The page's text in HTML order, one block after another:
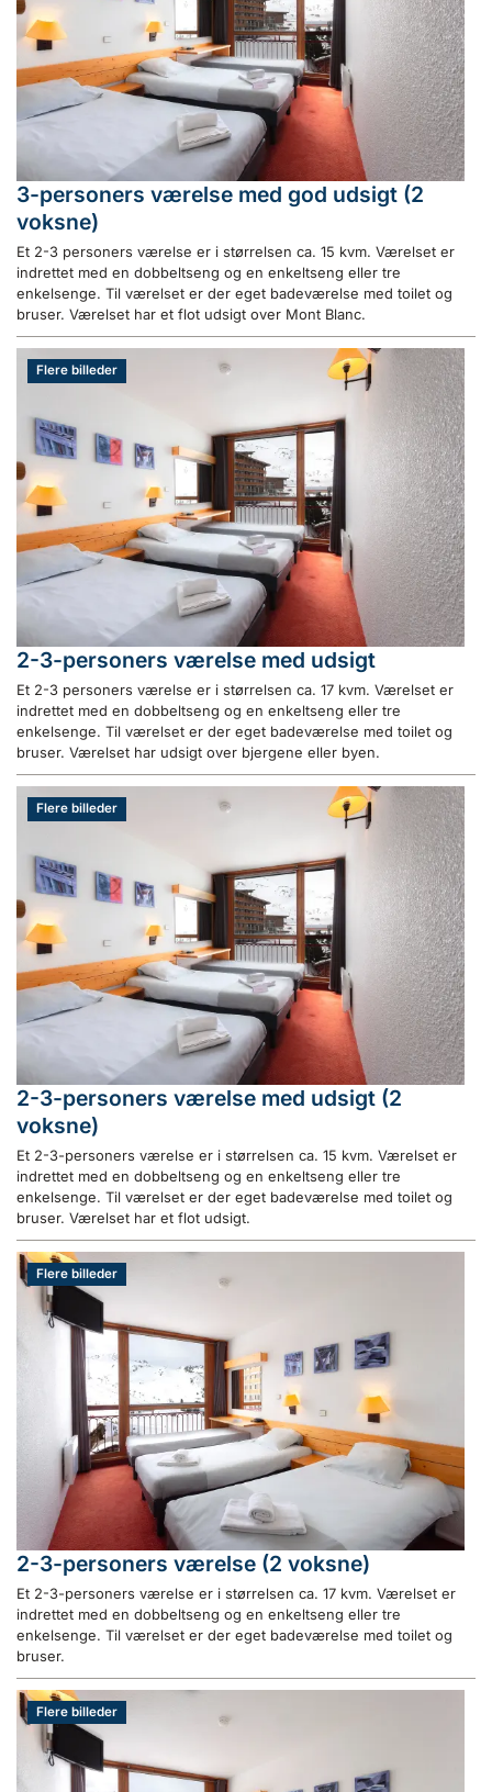
3-personers værelse med god udsigt (2
voksne)
Et 2-3 personers værelse er i størrelsen ca. 15 kvm. Værelset er
indrettet med en dobbeltseng og en enkeltseng eller tre
enkelsenge. Til værelset er der eget badeværelse med toilet og
bruser. Værelset har et flot udsigt over Mont Blanc.
Flere billeder
2-3-personers værelse med udsigt
Et 2-3 personers værelse er i størrelsen ca. 17 kvm. Værelset er
indrettet med en dobbeltseng og en enkeltseng eller tre
enkelsenge. Til værelset er der eget badeværelse med toilet og
bruser. Værelset har udsigt over bjergene eller byen.
Flere billeder
2-3-personers værelse med udsigt (2
voksne)
Et 2-3-personers værelse er i størrelsen ca. 15 kvm. Værelset er
indrettet med en dobbeltseng og en enkeltseng eller tre
enkelsenge. Til værelset er der eget badeværelse med toilet og
bruser. Værelset har et flot udsigt.
Flere billeder
2-3-personers værelse (2 voksne)
Et 2-3-personers værelse er i størrelsen ca. 17 kvm. Værelset er
indrettet med en dobbeltseng og en enkeltseng eller tre
enkelsenge. Til værelset er der eget badeværelse med toilet og
bruser.
Flere billeder